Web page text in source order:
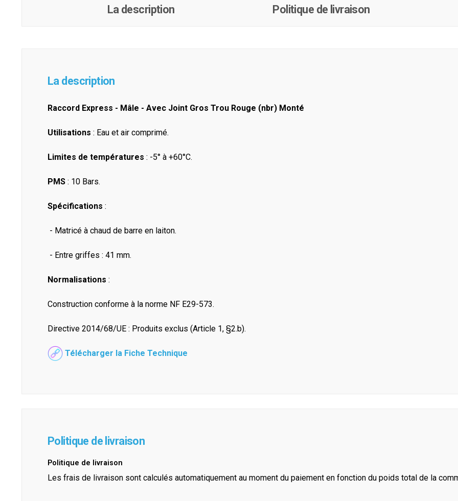
La description Politique de livraison
La description
Raccord Express - Mâle - Avec Joint Gros Trou Rouge (nbr) Monté
Utilisations : Eau et air comprimé.
Limites de températures : -5° à +60°C.
PMS : 10 Bars.
Spécifications :
- Matricé à chaud de barre en laiton.
- Entre griffes : 41 mm.
Normalisations :
Construction conforme à la norme NF E29-573.
Directive 2014/68/UE : Produits exclus (Article 1, §2.b).
Télécharger la Fiche Technique
Politique de livraison
Politique de livraison
Les frais de livraison sont calculés automatiquement au moment du paiement en fonction du poids total de la